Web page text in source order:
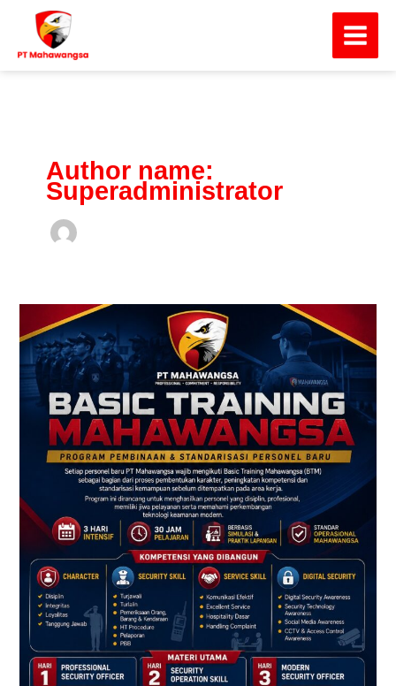
content
Main
Menu
Author name:
Superadministrator
Mahawangsa
Perkuat
Standar
SDM
Keamanan
Melalui
Program
Training